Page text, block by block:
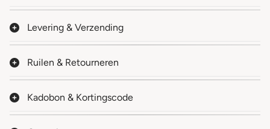
Levering & Verzending
Ruilen & Retourneren
Kadobon & Kortingscode